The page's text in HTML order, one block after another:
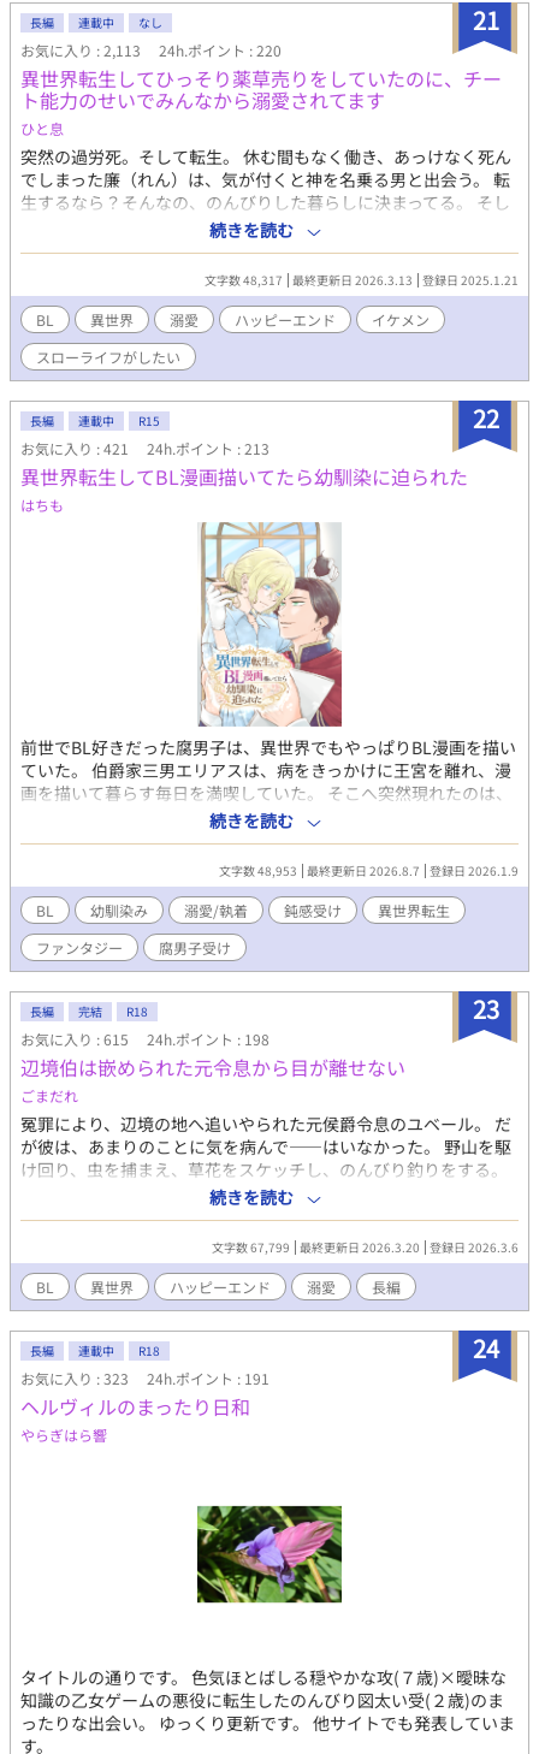
21
長編 連載中 なし
お気に入り : 2,113 24h.ポイント : 220
異世界転生してひっそり薬草売りをしていたのに、チー
ト能力のせいでみんなから溺愛されてます
ひと息
突然の過労死。そして転生。 休む間もなく働き、あっけなく死ん
でしまった廉（れん）は、気が付くと神を名乗る男と出会う。 転
生するなら？そんなの、のんびりした暮らしに決まってる。 そし
て転生した先では、廉の思い描いたスローライフが待っていた･･･
はずだったのに･･･ 知らぬ間にチート能力を授けられ、知らぬ間
に噂が広まりみんなから溺愛されてしまって･･･！？
続きを読む
文字数 48,317 最終更新日 2026.3.13 登録日 2025.1.21
BL 異世界 溺愛 ハッピーエンド
イケメン
スローライフがしたい
22
長編 連載中 R15
お気に入り : 421 24h.ポイント : 213
異世界転生してBL漫画描いてたら幼馴染に迫られた
はちも
前世でBL好きだった腐男子は、異世界でもやっぱりBL漫画を描い
ていた。 伯爵家三男エリアスは、病をきっかけに王宮を離れ、漫
画を描いて暮らす毎日を満喫していた。 そこへ突然現れたのは、
王宮時代に同室だった幼なじみ、護衛騎士ノーバート。 六年ぶり
の再会なのに距離がおかしい。 勝手に部屋へ入り、漫画を読み、
キスをして、「好きだ」と迫ってくる。 一方のエリアスは、恋愛
経験ゼロ。 絆されているだけだと思っていた気持ちが、少しずつ
恋へ変わっていくことにも気付いていない。 そんな二人を第一王
子が面白がって見守り、ときには背中を押し、ときには振り回し
ながら、王宮の日常は今日も賑やか。 幼なじみの再会から始ま
る、じれじれ王宮ファンタジーBL。 ※不定期・のんびり更新で
す。気長にお待ちください。
続きを読む
文字数 48,953 最終更新日 2026.8.7 登録日 2026.1.9
BL 幼馴染み 溺愛/執着 鈍感受け
異世界転生
ファンタジー
腐男子受け
23
長編 完結 R18
お気に入り : 615 24h.ポイント : 198
辺境伯は嵌められた元令息から目が離せない
ごまだれ
冤罪により、辺境の地へ追いやられた元侯爵令息のユベール。 だ
が彼は、あまりのことに気を病んで――はいなかった。 野山を駆
け回り、虫を捕まえ、草花をスケッチし、のんびり釣りをする。
それはすべて、侯爵家の令息として縛られていた頃には許されな
かった自由だった。 そんな生活から一年。 冤罪を証明できそうだ
と、幼なじみの王太子から報せが届く。 ――王都へ戻れる。 それ
は同時に、あの窮屈で冷たい場所へ戻るということでもあった。
迷うユベールの前に現れたのは、これまで静かに見守るだけだっ
た辺境伯のラドヴァン。 「ならば、ずっとここにいろ」 「俺と婚
約すればいい」 優しく（時に暑苦しく）包囲してくる辺境伯と、
元侯爵令息の恋物語。 ※他サイトにも掲載しています。
続きを読む
文字数 67,799 最終更新日 2026.3.20 登録日 2026.3.6
BL 異世界 ハッピーエンド 溺愛 長編
24
長編 連載中 R18
お気に入り : 323 24h.ポイント : 191
ヘルヴィルのまったり日和
やらぎはら響
タイトルの通りです。 色気ほとばしる穏やかな攻(７歳)×曖昧な
知識の乙女ゲームの悪役に転生したのんびり図太い受(２歳)のま
ったりな出会い。 ゆっくり更新です。 他サイトでも発表していま
す。